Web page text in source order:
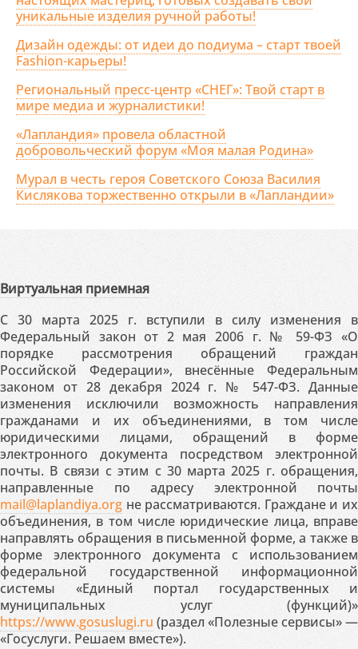
уникальные изделия ручной работы!
Дизайн одежды: от идеи до подиума – старт твоей
Fashion-карьеры!
Региональный пресс-центр «СНЕГ»: Твой старт в
мире медиа и журналистики!
«Лапландия» провела областной
добровольческий форум «Моя малая Родина»
Мурал в честь героя Советского Союза Василия
Кислякова торжественно открыли в «Лапландии»
Виртуальная приемная
С 30 марта 2025 г. вступили в силу изменения в
Федеральный закон от 2 мая 2006 г. № 59-ФЗ «О
порядке рассмотрения обращений граждан
Российской Федерации», внесённые Федеральным
законом от 28 декабря 2024 г. № 547-ФЗ. Данные
изменения исключили возможность направления
гражданами и их объединениями, в том числе
юридическими лицами, обращений в форме
электронного документа посредством электронной
почты. В связи с этим с 30 марта 2025 г. обращения,
направленные по адресу электронной почты
mail@laplandiya.org не рассматриваются. Граждане и их
объединения, в том числе юридические лица, вправе
направлять обращения в письменной форме, а также в
форме электронного документа с использованием
федеральной государственной информационной
системы «Единый портал государственных и
муниципальных услуг (функций)»
https://www.gosuslugi.ru (раздел «Полезные сервисы» —
«Госуслуги. Решаем вместе»).